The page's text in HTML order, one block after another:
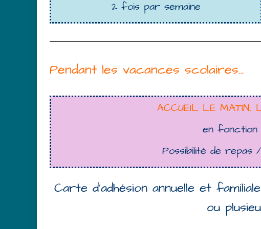
2 fois par semaine
Pendant les vacances scolaires…
ACCUEIL LE MATIN,
en fonction
Possibilité de repas /
Carte d’adhésion annuelle et
ou